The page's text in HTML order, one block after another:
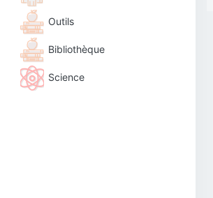
Outils
Bibliothèque
Science